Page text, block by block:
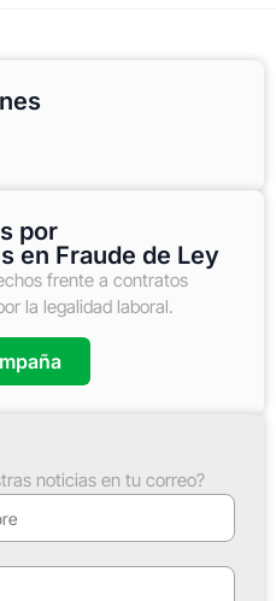
por
en Fraude de Ley
frente a contratos
la legalidad laboral.
noticias en tu correo?